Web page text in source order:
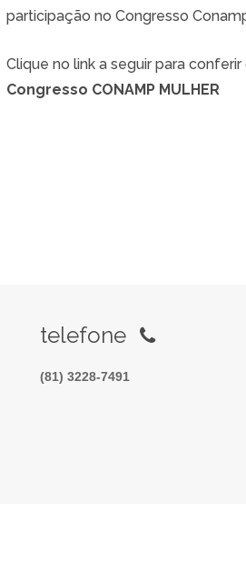
participação no Congresso
Clique no link a seguir para
Congresso CONAMP MULHER
telefone
(81) 3228-7491